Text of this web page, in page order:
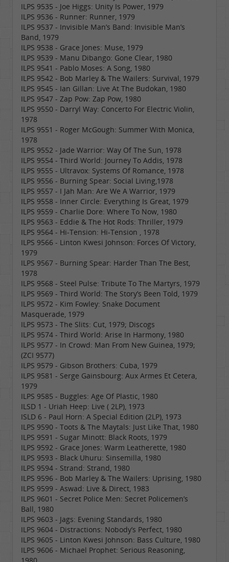
ILPS 9535 - Joe Higgs: Unity Is Power, 1979
ILPS 9536 - Runner: Runner, 1979
ILPS 9537 - Invisible Man’s Band: Invisible Man’s
Band, 1979
ILPS 9538 - Grace Jones: Muse, 1979
ILPS 9539 - Manu Dibango: Gone Clear, 1980
ILPS 9541 - Pablo Moses: A Song, 1980
ILPS 9542 - Bob Marley & The Wailers: Survival, 1979
ILPS 9545 - Ian Gillan: Live At The Budokan, 1980
ILPS 9547 - Zap Pow: Zap Pow, 1980
ILPS 9550 - Darryl Way: Concerto For Electric Violin,
1978
ILPS 9551 - Roger McGough: Summer With Monica,
1978
ILPS 9552 - Jade Warrior: Way Of The Sun, 1978
ILPS 9554 - Third World: Journey To Addis, 1978
ILPS 9555 - Ultravox: Systems Of Romance, 1978
ILPS 9556 - Burning Spear: Social Living,1978
ILPS 9557 - I Jah Man: Are We A Warrior, 1979
ILPS 9558 - Inner Circle: Everything Is Great, 1979
ILPS 9559 - Charlie Dore: Where To Now, 1980
ILPS 9563 - Eddie & The Hot Rods: Thriller, 1979
ILPS 9564 - Hi-Tension: Hi-Tension , 1978
ILPS 9566 - Linton Kwesi Johnson: Forces Of Victory,
1979
ILPS 9567 - Burning Spear: Harder Than The Best,
1978
ILPS 9568 - Steel Pulse: Tribute To The Martyrs, 1979
ILPS 9569 - Third World: The Story’s Been Told, 1979
ILPS 9572 - Kim Fowley: Snake Document
Masquerade, 1979
ILPS 9573 - The Slits: Cut, 1979; Discogs
ILPS 9574 - Third World: Arise In Harmony, 1980
ILPS 9577 - In Crowd: Man From New Guinea, 1979;
(ZCI 9577)
ILPS 9579 - Gibson Brothers: Cuba, 1979
ILPS 9581 - Serge Gainsbourg: Aux Armes Et Cetera,
1979
ILPS 9585 - Buggles: Age Of Plastic, 1980
ILSD 1 - Uriah Heep: Live ( 2LP), 1973
ISLD 6 - Paul Horn: A Special Edition (2LP), 1973
ILPS 9590 - Toots & The Maytals: Just Like That, 1980
ILPS 9591 - Sugar Minott: Black Roots, 1979
ILPS 9592 - Grace Jones: Warm Leatherette, 1980
ILPS 9593 - Black Uhuru: Sinsemilla, 1980
ILPS 9594 - Strand: Strand, 1980
ILPS 9596 - Bob Marley & The Wailers: Uprising, 1980
ILPS 9599 - Aswad: Live & Direct, 1983
ILPS 9601 - Secret Police Men: Secret Policemen’s
Ball, 1980
ILPS 9603 - Jags: Evening Standards, 1980
ILPS 9604 - Distractions: Nobody’s Perfect, 1980
ILPS 9605 - Linton Kwesi Johnson: Bass Culture, 1980
ILPS 9606 - Michael Prophet: Serious Reasoning,